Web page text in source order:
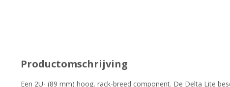
Productomschrijving
Een 2U- (89 mm) hoog, rack-breed component. De Delta Lite